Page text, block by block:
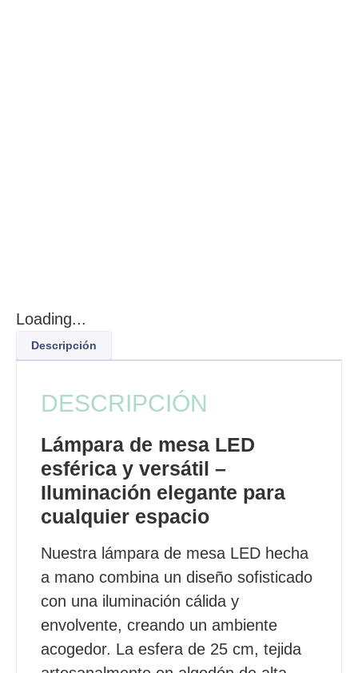
Loading...
Descripción
DESCRIPCIÓN
Lámpara de mesa LED
esférica y versátil –
Iluminación elegante para
cualquier espacio
Nuestra lámpara de mesa LED hecha
a mano combina un diseño sofisticado
con una iluminación cálida y
envolvente, creando un ambiente
acogedor. La esfera de 25 cm, tejida